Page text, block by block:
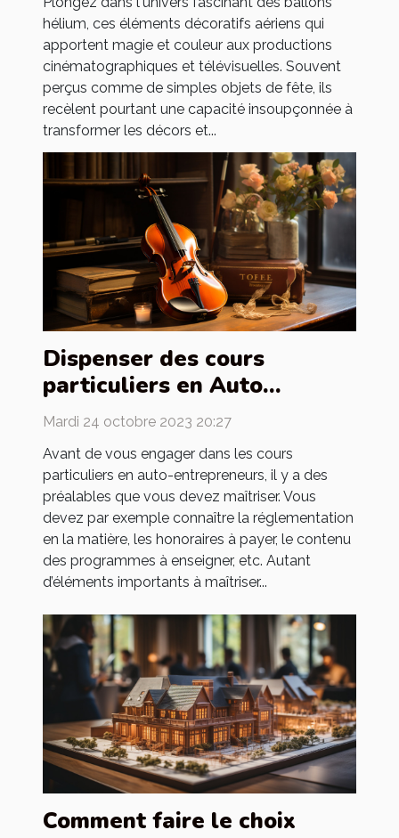
hélium, ces éléments décoratifs aériens qui
apportent magie et couleur aux productions
cinématographiques et télévisuelles. Souvent
perçus comme de simples objets de fête, ils
recèlent pourtant une capacité insoupçonnée à
transformer les décors et...
Dispenser des cours
particuliers en Auto
entrepreneur : quels sont
Mardi 24 octobre 2023 20:27
Avant de vous engager dans les cours
particuliers en auto-entrepreneurs, il y a des
préalables que vous devez maîtriser. Vous
devez par exemple connaître la réglementation
en la matière, les honoraires à payer, le contenu
des programmes à enseigner, etc. Autant
d’éléments importants à maîtriser...
Comment faire le choix